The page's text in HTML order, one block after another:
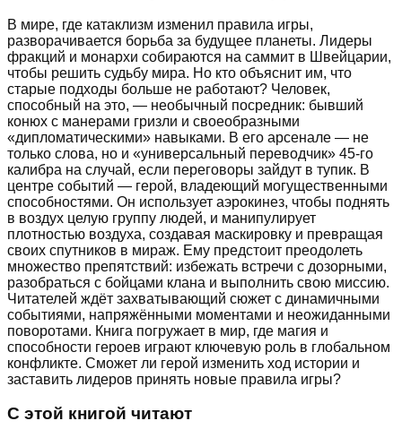
В мире, где катаклизм изменил правила игры,
разворачивается борьба за будущее планеты. Лидеры
фракций и монархи собираются на саммит в Швейцарии,
чтобы решить судьбу мира. Но кто объяснит им, что
старые подходы больше не работают? Человек,
способный на это, — необычный посредник: бывший
конюх с манерами гризли и своеобразными
«дипломатическими» навыками. В его арсенале — не
только слова, но и «универсальный переводчик» 45-го
калибра на случай, если переговоры зайдут в тупик. В
центре событий — герой, владеющий могущественными
способностями. Он использует аэрокинез, чтобы поднять
в воздух целую группу людей, и манипулирует
плотностью воздуха, создавая маскировку и превращая
своих спутников в мираж. Ему предстоит преодолеть
множество препятствий: избежать встречи с дозорными,
разобраться с бойцами клана и выполнить свою миссию.
Читателей ждёт захватывающий сюжет с динамичными
событиями, напряжёнными моментами и неожиданными
поворотами. Книга погружает в мир, где магия и
способности героев играют ключевую роль в глобальном
конфликте. Сможет ли герой изменить ход истории и
заставить лидеров принять новые правила игры?
С этой книгой читают